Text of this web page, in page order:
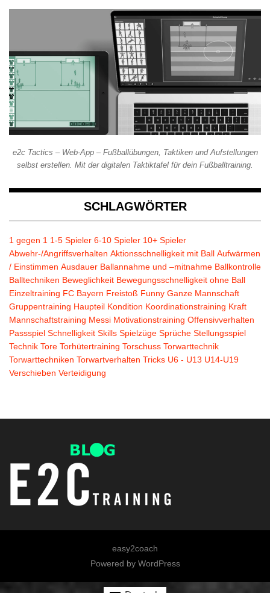
e2c Tactics – Web-App – Fußballübungen, Taktiken und Aufstellungen
selbst erstellen. Mit der digitalen Taktiktafel für dein Fußballtraining.
SCHLAGWÖRTER
1 gegen 1 1-5 Spieler 6-10 Spieler 10+ Spieler
Abwehr-/Angriffsverhalten Aktionsschnelligkeit mit Ball Aufwärmen
/ Einstimmen Ausdauer Ballannahme und –mitnahme Ballkontrolle
Balltechniken Beweglichkeit Bewegungsschnelligkeit ohne Ball
Einzeltraining FC Bayern Freistoß Funny Ganze Mannschaft
Gruppentraining Haupteil Kondition Koordinationstraining Kraft
Mannschaftstraining Messi Motivationstraining Offensivverhalten
Passspiel Schnelligkeit Skills Spielzüge Sprüche Stellungsspiel
Technik Tore Torhütertraining Torschuss Torwarttechnik
Torwarttechniken Torwartverhalten Tricks U6 - U13 U14-U19
Verschieben Verteidigung
easy2coach
Powered by WordPress